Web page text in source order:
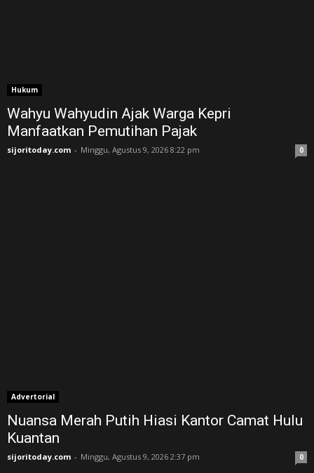
Hukum
Wahyu Wahyudin Ajak Warga Kepri
Manfaatkan Pemutihan Pajak
sijoritoday.com - Minggu, Agustus 9, 2026 8:22 pm 0
Advertorial
Nuansa Merah Putih Hiasi Kantor Camat Hulu
Kuantan
sijoritoday.com - Minggu, Agustus 9, 2026 2:37 pm 0